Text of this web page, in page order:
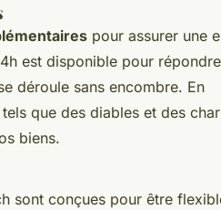
pour assurer une
est disponible pour
déroule sans encombre. En
que des diables et des
biens.
sont conçues pour être